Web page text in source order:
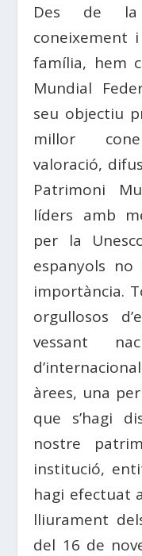
Des de la
coneixement
família, hem
Mundial
seu objectiu
millor
valoració,
Patrimoni
líders amb
per la
espanyols no
importància.
orgullosos
vessant
àrees, una
que s’hagi
nostre
institució,
hagi efectuat
lliurament
del 16 de